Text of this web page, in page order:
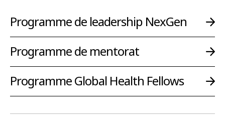
Programme de leadership NexGen
Programme de mentorat
Programme Global Health Fellows